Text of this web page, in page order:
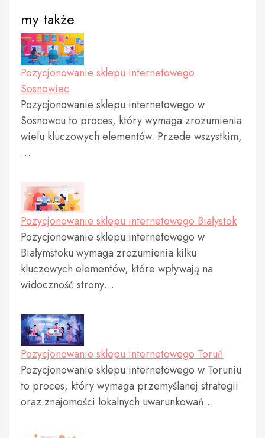
my także
Pozycjonowanie sklepu internetowego
Sosnowiec
Pozycjonowanie sklepu internetowego w
Sosnowcu to proces, który wymaga zrozumienia
wielu kluczowych elementów. Przede wszystkim,
…
Pozycjonowanie sklepu internetowego Białystok
Pozycjonowanie sklepu internetowego w
Białymstoku wymaga zrozumienia kilku
kluczowych elementów, które wpływają na
widoczność strony…
Pozycjonowanie sklepu internetowego Toruń
Pozycjonowanie sklepu internetowego w Toruniu
to proces, który wymaga przemyślanej strategii
oraz znajomości lokalnych uwarunkowań…